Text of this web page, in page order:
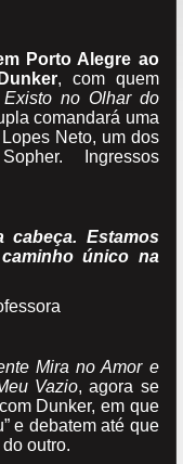
Porto Alegre ao
, com quem
no Olhar do
comandará uma
Neto, um dos
Ingressos
cabeça. Estamos
único na
Mira no Amor e
Vazio, agora se
Dunker, em que
e debatem até que
outro.